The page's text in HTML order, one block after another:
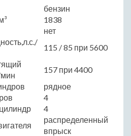
бензин
1838
нет
115 / 85 при 5600
157 при 4400
рядное
4
4
распределенный
впрыск